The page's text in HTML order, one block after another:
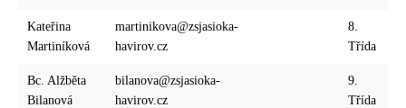
Kateřina
Martiníková
martinikova@zsjasioka-
havirov.cz
8.
Třída
Bc. Alžběta
Bilanová
bilanova@zsjasioka-
havirov.cz
9.
Třída